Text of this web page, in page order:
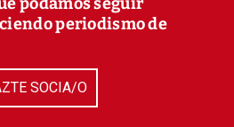
periodismo de
SOCIA/O